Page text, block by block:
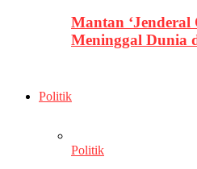
Mantan ‘Jenderal
Meninggal Dunia
Politik
Politik